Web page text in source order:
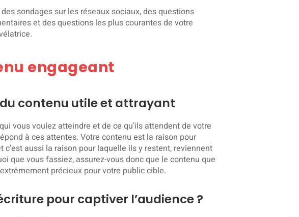
sondages sur les réseaux sociaux, des questions
et des questions les plus courantes de votre
engageant
contenu utile et attrayant
vous voulez atteindre et de ce qu’ils attendent de votre
à ces attentes. Votre contenu est la raison pour
aussi la raison pour laquelle ils y restent, reviennent
que vous fassiez, assurez-vous donc que le contenu que
précieux pour votre public cible.
pour captiver l’audience ?